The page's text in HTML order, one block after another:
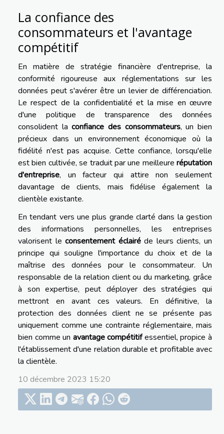
La confiance des
consommateurs et l'avantage
compétitif
En matière de stratégie financière d'entreprise, la
conformité rigoureuse aux réglementations sur les
données peut s'avérer être un levier de différenciation.
Le respect de la confidentialité et la mise en œuvre
d'une politique de transparence des données
consolident laconfiance des consommateurs, un bien
précieux dans un environnement économique où la
fidélité n'est pas acquise. Cette confiance, lorsqu'elle
est bien cultivée, se traduit par une meilleure réputation
d'entreprise, un facteur qui attire non seulement
davantage de clients, mais fidélise également la
clientèle existante.
En tendant vers une plus grande clarté dans la gestion
des informations personnelles, les entreprises
valorisent leconsentement éclairéde leurs clients, un
principe qui souligne l'importance du choix et de la
maîtrise des données pour le consommateur. Un
responsable de la relation client ou du marketing, grâce
à son expertise, peut déployer des stratégies qui
mettront en avant ces valeurs. En définitive, la
protection des données client ne se présente pas
uniquement comme une contrainte réglementaire, mais
bien comme un avantage compétitifessentiel, propice à
l'établissement d'une relation durable et profitable avec
la clientèle.
10 décembre 2023 15:20